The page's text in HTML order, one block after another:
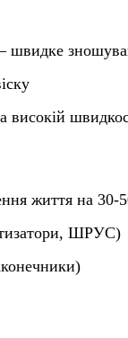
високій
життя на 30-
ШРУС)